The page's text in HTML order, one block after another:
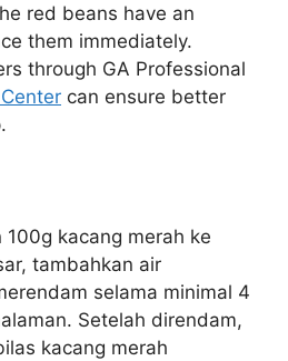
red beans have an
them immediately.
through GA Professional
can ensure better
kacang merah ke
tambahkan air
selama minimal 4
Setelah direndam,
kacang merah